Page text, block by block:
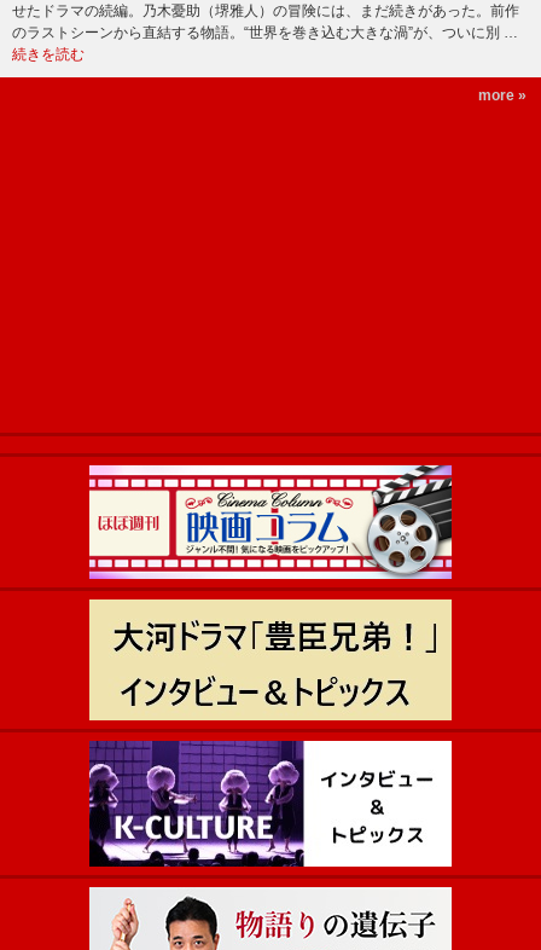
せたドラマの続編。乃木憂助（堺雅人）の冒険には、まだ続きがあった。前作
のラストシーンから直結する物語。“世界を巻き込む大きな渦”が、ついに別 …
続きを読む
more »